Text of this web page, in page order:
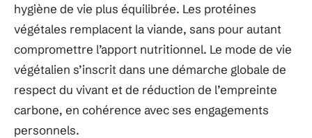
hygiène de vie plus équilibrée. Les protéines
végétales remplacent la viande, sans pour autant
compromettre l’apport nutritionnel. Le mode de vie
végétalien s’inscrit dans une démarche globale de
respect du vivant et de réduction de l’empreinte
carbone, en cohérence avec ses engagements
personnels.